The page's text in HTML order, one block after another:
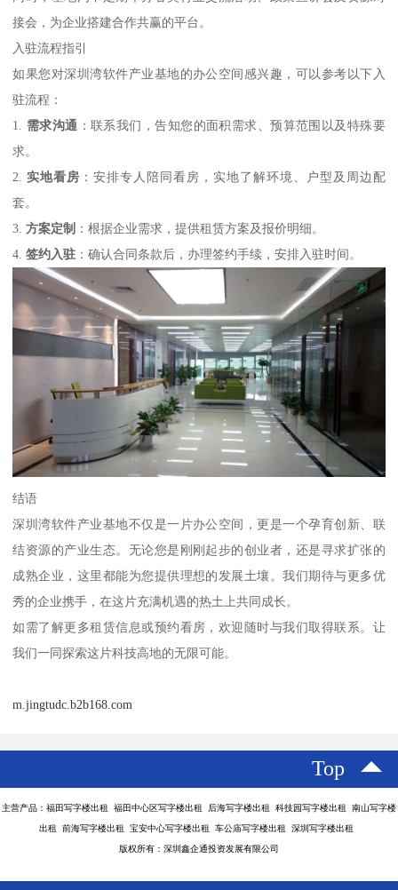
接会，为企业搭建合作共赢的平台。
入驻流程指引
如果您对深圳湾软件产业基地的办公空间感兴趣，可以参考以下入
驻流程：
1. 需求沟通 ：联系我们，告知您的面积需求、预算范围以及特殊要
求。
2.实地看房 ：安排专人陪同看房，实地了解环境、户型及周边配
套。
3.方案定制 ：根据企业需求，提供租赁方案及报价明细。
4.签约入驻 ：确认合同条款后，办理签约手续，安排入驻时间。
结语
深圳湾软件产业基地不仅是一片办公空间，更是一个孕育创新、联
结资源的产业生态。无论您是刚刚起步的创业者，还是寻求扩张的
成熟企业，这里都能为您提供理想的发展土壤。我们期待与更多优
秀的企业携手，在这片充满机遇的热土上共同成长。
如需了解更多租赁信息或预约看房，欢迎随时与我们取得联系。让
我们一同探索这片科技高地的无限可能。
m.jingtudc.b2b168.com
Top
主营产品：福田写字楼出租 福田中心区写字楼出租 后海写字楼出租 科技园写字楼出租 南山写字楼
出租 前海写字楼出租 宝安中心写字楼出租 车公庙写字楼出租 深圳写字楼出租
版权所有：深圳鑫企通投资发展有限公司